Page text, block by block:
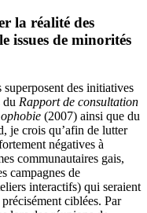
la réalité des
issues de minorités
des initiatives
du Rapport de consultation
(2007) ainsi que du
je crois qu’afin de lutter
négatives à
communautaires gais,
campagnes de
interactifs) qui seraient
ciblées. Par